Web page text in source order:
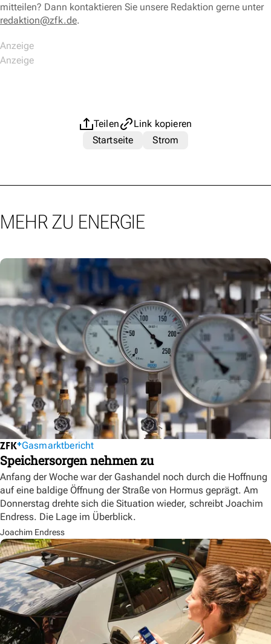
mitteilen? Dann kontaktieren Sie unsere Redaktion gerne unter
redaktion@zfk.de.
Teilen
Link kopieren
Startseite
Strom
MEHR ZU ENERGIE
Gasmarktbericht
Speichersorgen nehmen zu
Anfang der Woche war der Gashandel noch durch die Hoffnung
auf eine baldige Öffnung der Straße von Hormus geprägt. Am
Donnerstag drehte sich die Situation wieder, schreibt Joachim
Endress. Die Lage im Überblick.
Joachim Endress